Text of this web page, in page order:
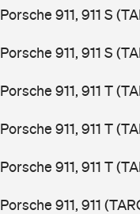
Porsche 911, 911 S
Porsche 911, 911 S
Porsche 911, 911 T
Porsche 911, 911 T
Porsche 911, 911 T
Porsche 911, 911